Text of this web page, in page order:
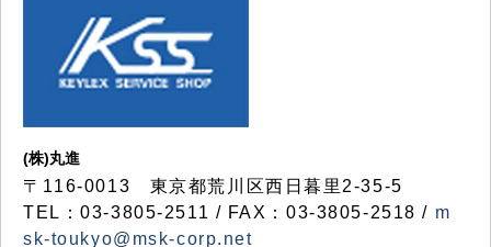
(株)丸進
〒116-0013 東京都荒川区西日暮里2-35-5
TEL：03-3805-2511 / FAX：03-3805-2518 / m
sk-toukyo@msk-corp.net